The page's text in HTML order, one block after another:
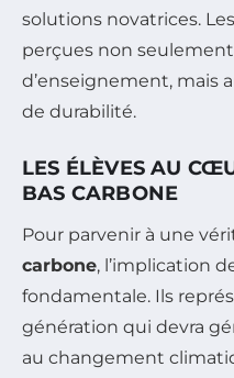
solutions novatrices.
perçues non
d’enseignement, mais
de durabilité.
LES ÉLÈVES AU
BAS CARBONE
Pour parvenir à une
carbone, l’implication
fondamentale. Ils
génération qui devra
au changement